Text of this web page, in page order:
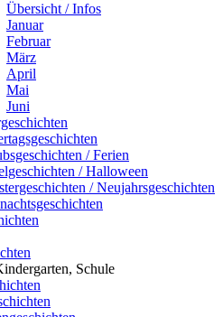
Übersicht / Infos
Januar
Februar
März
April
Mai
Juni
/ Ferien
/ Halloween
/ Neujahrsgeschichten
Schule